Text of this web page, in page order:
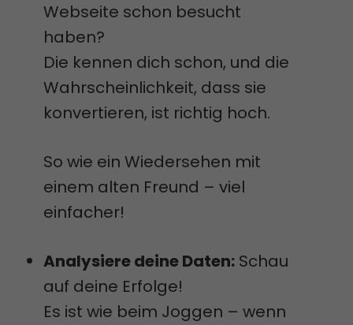
Webseite schon besucht
haben?
Die kennen dich schon, und die
Wahrscheinlichkeit, dass sie
konvertieren, ist richtig hoch.
So wie ein Wiedersehen mit
einem alten Freund – viel
einfacher!
Analysiere deine Daten: Schau
auf deine Erfolge!
Es ist wie beim Joggen – wenn